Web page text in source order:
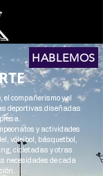
compañerismo y el
deportivas diseñadas
y actividades
vóleibol, básquetbol,
cicletadas y otras
necesidades de cada
HABLEMOS